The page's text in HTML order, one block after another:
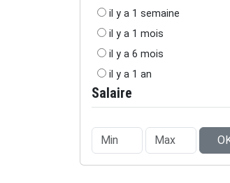
il y a 1 semaine
il y a 1 mois
il y a 6 mois
il y a 1 an
Salaire